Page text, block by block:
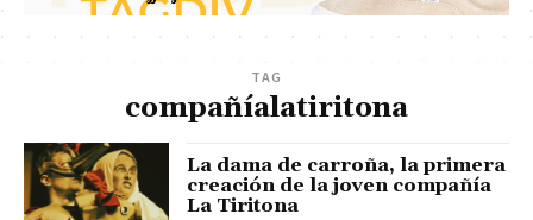
TAG
compañíalatiritona
La dama de carroña, la primera
creación de la joven compañía
La Tiritona